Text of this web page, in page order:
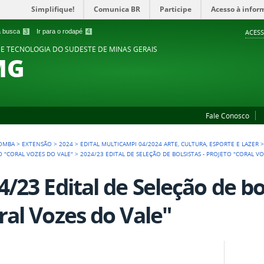
busca 3 Ir para o rodapé 4
Simplifique! Comunica BR Participe Acesso à
TECNOLOGIA DO SUDESTE DE MINAS GERAIS
Fale Conosco
> EXTENSÃO >2024 > EDITAL MULTICAMPI 04/2024 ARTE, CULTURA, ESPORTE E LAZER >
"CORAL VOZES DO VALE" >2024/23 EDITAL DE SELEÇÃO DE BOLSISTAS - PROJETO "CORAL
23 Edital de Seleção de
Vozes do Vale"